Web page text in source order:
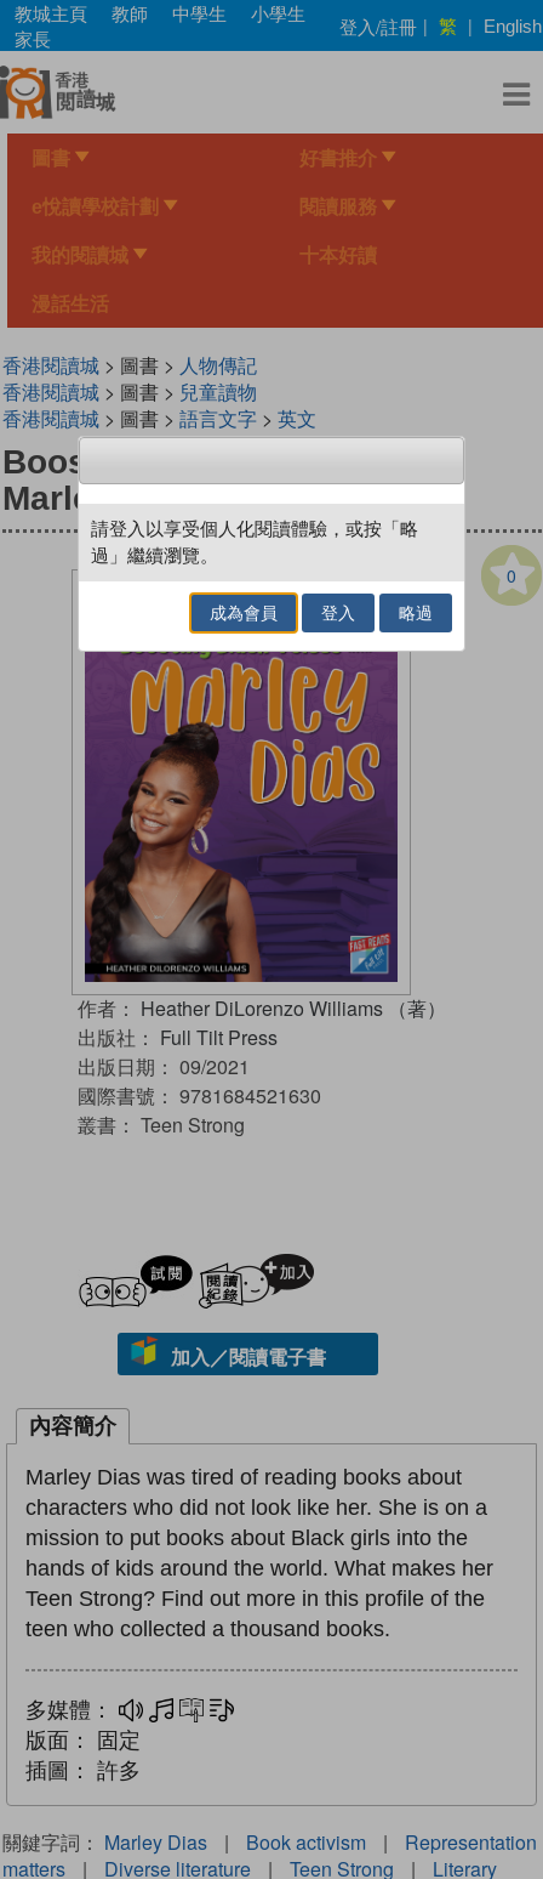
Skip
main
content
教城主頁 教師 中學生
小學生
家長
登入/註冊 | 繁 | English
圖書 好書推介
e悅讀學校計劃 閱讀服務
我的閱讀城 十本好讀
漫話生活
香港閱讀城> 圖書 > 人物傳記
香港閱讀城> 圖書 > 兒童讀物
香港閱讀城> 圖書 > 語言文字> 英文
Boosting Black Voices with
Marley Dias
0
作者： Heather DiLorenzo Williams （著）
出版社： Full Tilt Press
出版日期： 09/2021
國際書號： 9781684521630
叢書： Teen Strong
試閲
加入／閱讀電子書
內容簡介
Marley Dias was tired of reading books about
characters who did not look like her. She is on a
mission to put books about Black girls into the
hands of kids around the world. What makes her
Teen Strong? Find out more in this profile of the
teen who collected a thousand books.
多媒體： 多媒體互動練習
版面：
固定
插圖：
許多
關鍵字詞： Marley Dias | Book activism |
Representation
matters
| Diverse literature | Teen Strong |
Literary
請登入以享受個人化閱讀體驗，或按「略
過」繼續瀏覽。
成為會員 登入 略過